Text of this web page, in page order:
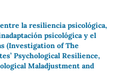
la resiliencia psicológica,
psicológica y el
(Investigation of The
Psychological Resilience,
Maladjustment and